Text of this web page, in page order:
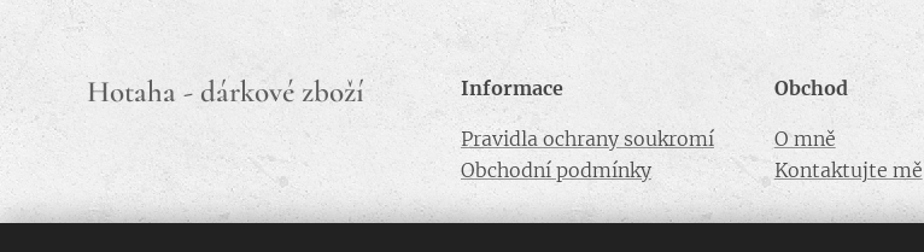
Hotaha - dárkové zboží Informace
Pravidla ochrany soukromí
Obchodní podmínky
Obchod
O mně
Kontaktujte mě